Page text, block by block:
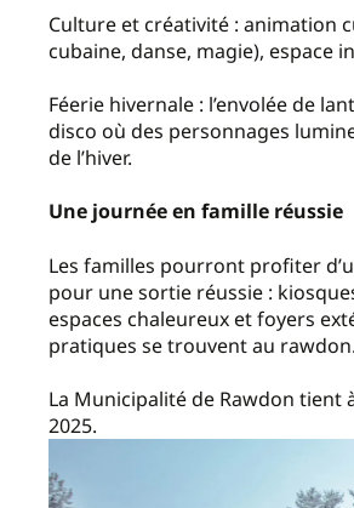
Culture et créativité : animation
cubaine, danse, magie), espace
Féerie hivernale : l’envolée de
disco où des personnages
de l’hiver.
Une journée en famille réussie
Les familles pourront profiter
pour une sortie réussie :
espaces chaleureux et foyers
pratiques se trouvent au
La Municipalité de Rawdon tient
2025.